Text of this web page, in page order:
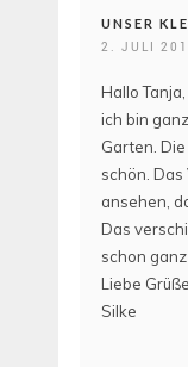
UNSER
2. JULI
Hallo Tanja,
ich bin
Garten.
schön.
ansehen,
Das
schon
Liebe Grüße
Silke